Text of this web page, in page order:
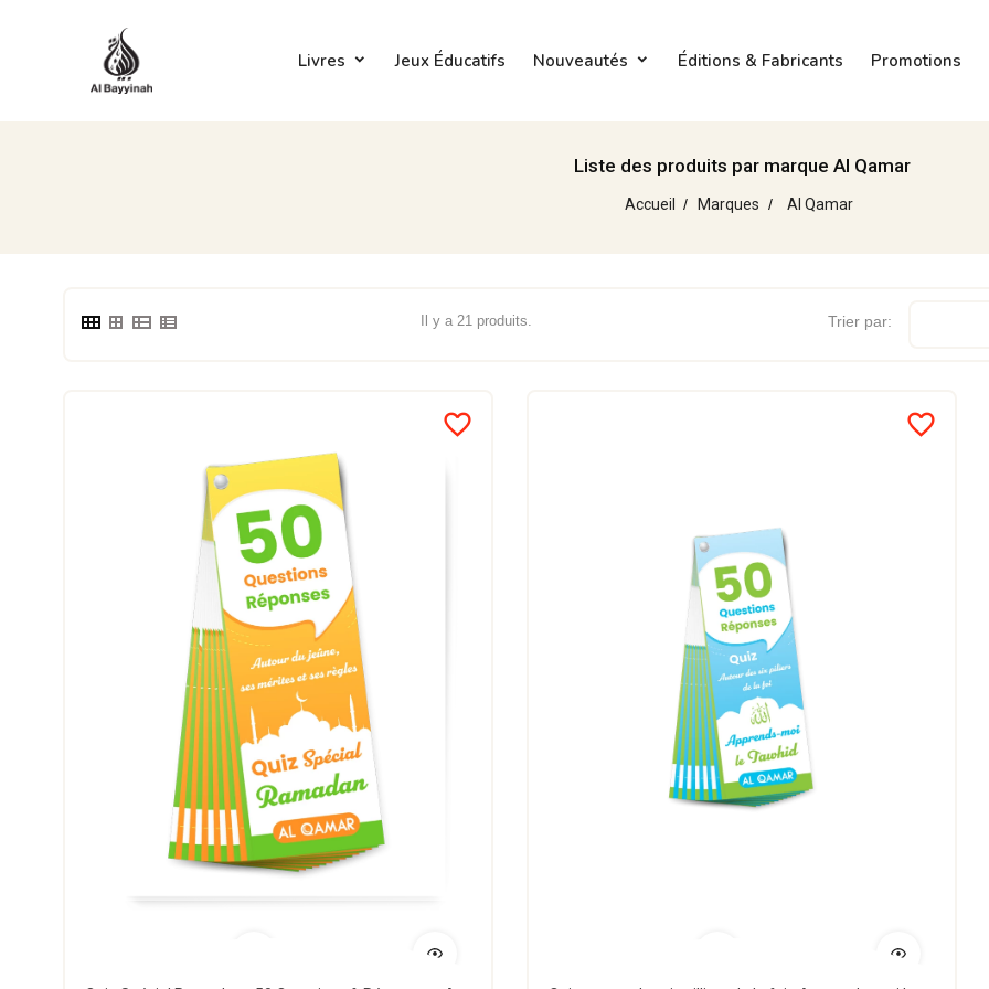
Livres Jeux Éducatifs Nouveautés Éditions & Fabricants Promotions
Liste des produits par marque Al Qamar
Accueil Marques Al Qamar
Il y a 21 produits. Trier par:
favorite_border favorite_border